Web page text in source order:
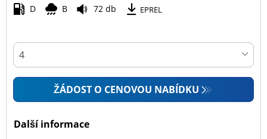
D B 72 db EPREL
ŽÁDOST O CENOVOU NABÍDKU
Další informace